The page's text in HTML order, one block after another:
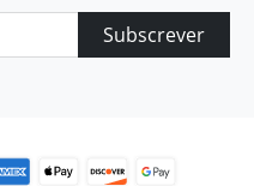
Subscrever